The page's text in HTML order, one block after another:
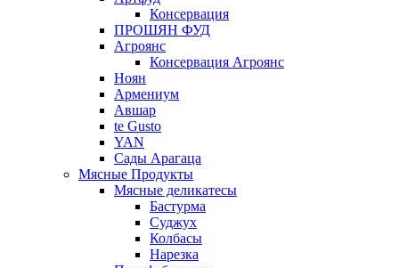
Консервация
ПРОШЯН ФУД
Агроянс
Консервация Агроянс
Ноян
Армениум
Авшар
te Gusto
YAN
Сады Арагаца
Мясные Продукты
Мясные деликатесы
Бастурма
Суджух
Колбасы
Нарезка